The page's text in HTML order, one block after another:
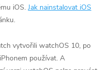
iOS. Jak nainstalovat iOS
vytvořili watchOS 10, po
používat. A